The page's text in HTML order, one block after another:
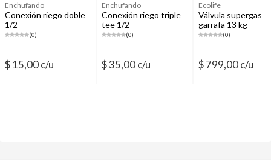
Enchufando
Conexión riego doble
1/2
(0)
$ 15,00 c/u
Enchufando
Conexión riego triple
tee 1/2
(0)
$ 35,00 c/u
Ecolife
Válvula supergas
garrafa 13 kg
(0)
$ 799,00 c/u